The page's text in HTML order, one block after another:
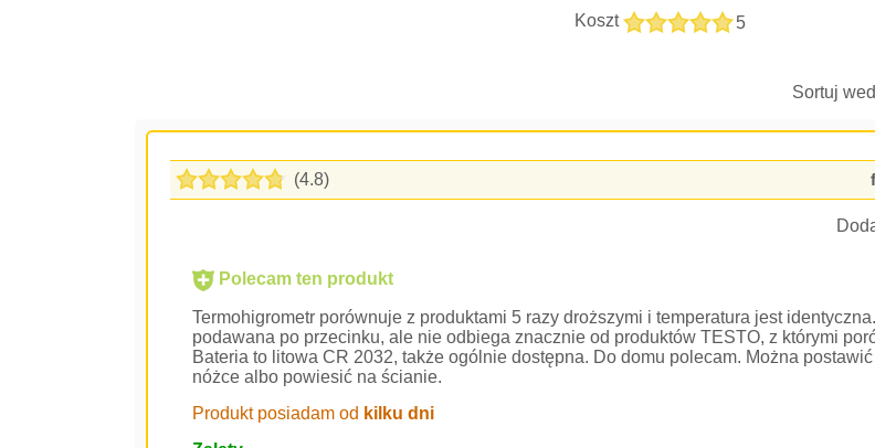
Koszt
5
Sortuj
(4.8)
Polecam ten produkt
Termohigrometr porównuje z produktami 5 razy droższymi i temperatura jest
podawana po przecinku, ale nie odbiega znacznie od produktów TESTO, z którymi
Bateria to litowa CR 2032, także ogólnie dostępna. Do domu polecam. Można
nóżce albo powiesić na ścianie.
Produkt posiadam od kilku dni